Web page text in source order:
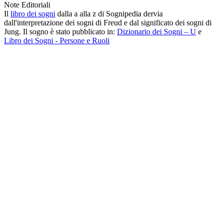
Note Editoriali
Il libro dei sogni dalla a alla z di Sognipedia dervia
dall'interpretazione dei sogni di Freud e dal significato dei sogni di
Jung. Il sogno è stato pubblicato in: Dizionario dei Sogni – U e
Libro dei Sogni - Persone e Ruoli